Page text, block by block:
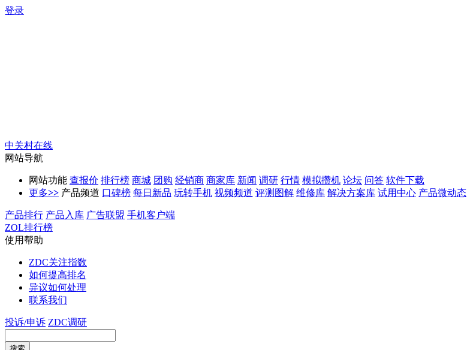
登录
中关村在线
网站导航
网站功能 查报价 排行榜 商城 团购 经销商 商家库 新闻 调研 行情 模拟攒机 论坛 问答 软件下载
更多>> 产品频道 口碑榜 每日新品 玩转手机 视频频道 评测图解 维修库 解决方案库 试用中心 产品微动态
产品排行 产品入库 广告联盟 手机客户端
ZOL排行榜
使用帮助
ZDC关注指数
如何提高排名
异议如何处理
联系我们
投诉/申诉 ZDC调研